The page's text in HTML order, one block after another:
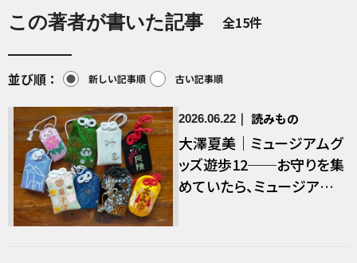
この著者が書いた記事 全15件
並び順 新しい記事順 古い記事順
2026.06.22 読みもの
大澤夏美｜ミュージアムグ
ッズ遊歩12──お守りを集
めていたら、ミュージアム